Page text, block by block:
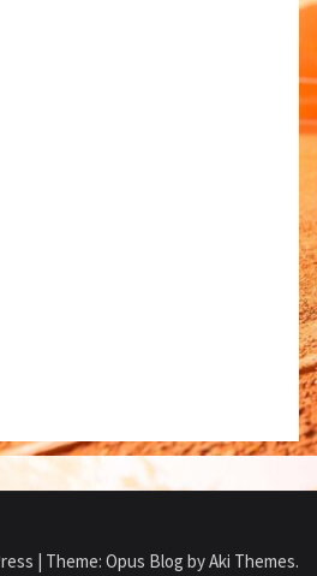
Theme: Opus Blog byAki Themes.